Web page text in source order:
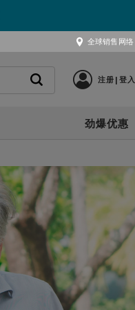
全球销售网络
注册|登入
劲爆优惠